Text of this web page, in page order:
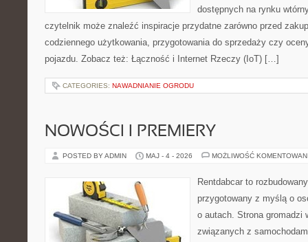
dostępnych na rynku
czytelnik może znaleźć inspiracje przydatne zarówno przed
codziennego użytkowania, przygotowania do sprzedaży czy
pojazdu. Zobacz też: Łączność i Internet Rzeczy (IoT) […]
CATEGORIES: NAWADNIANIE OGRODU
NOWOŚCI I PREMIERY
POSTED BY ADMIN MAJ - 4 - 2026 MOŻLIWOŚĆ
Rentdabcar to
przygotowany z myślą o
o autach. Strona gromadzi
związanych z